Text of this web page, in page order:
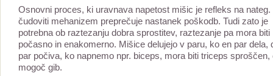
Osnovni proces, ki uravnava napetost mišic je refleks na nateg.
čudoviti mehanizem preprečuje nastanek poškodb. Tudi zato je
potrebna ob raztezanju dobra sprostitev, raztezanje pa mora biti
počasno in enakomerno. Mišice delujejo v paru, ko en par dela,
par počiva, ko napnemo npr. biceps, mora biti triceps sproščen,
mogoč gib.